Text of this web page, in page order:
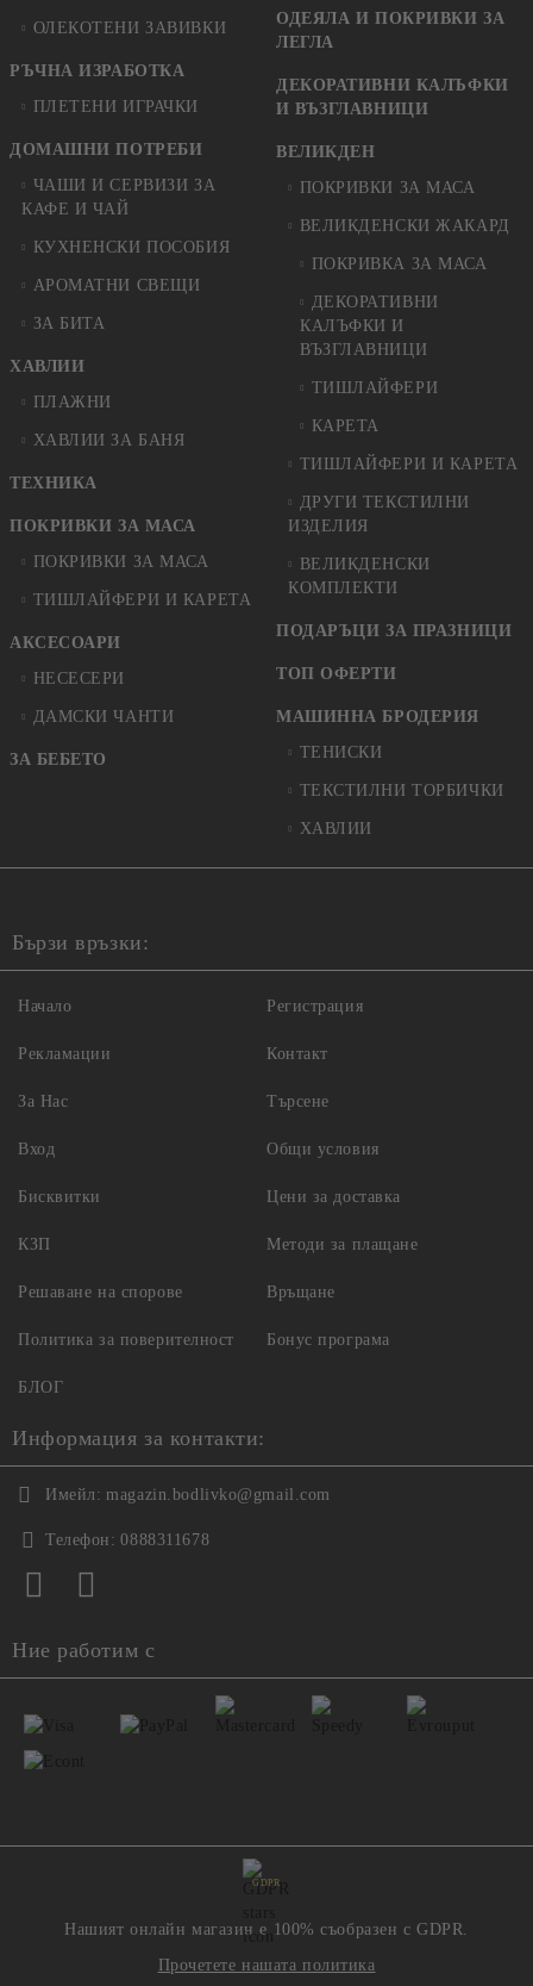
ОЛЕКОТЕНИ ЗАВИВКИ
РЪЧНА ИЗРАБОТКА
ПЛЕТЕНИ ИГРАЧКИ
ДОМАШНИ ПОТРЕБИ
ЧАШИ И СЕРВИЗИ ЗА
КАФЕ И ЧАЙ
КУХНЕНСКИ ПОСОБИЯ
АРОМАТНИ СВЕЩИ
ЗА БИТА
ХАВЛИИ
ПЛАЖНИ
ХАВЛИИ ЗА БАНЯ
ТЕХНИКА
ПОКРИВКИ ЗА МАСА
ПОКРИВКИ ЗА МАСА
ТИШЛАЙФЕРИ И КАРЕТА
АКСЕСОАРИ
НЕСЕСЕРИ
ДАМСКИ ЧАНТИ
ЗА БЕБЕТО
ОДЕЯЛА И ПОКРИВКИ ЗА
ЛЕГЛА
ДЕКОРАТИВНИ КАЛЪФКИ
И ВЪЗГЛАВНИЦИ
ВЕЛИКДЕН
ПОКРИВКИ ЗА МАСА
ВЕЛИКДЕНСКИ ЖАКАРД
ПОКРИВКА ЗА МАСА
ДЕКОРАТИВНИ
КАЛЪФКИ И
ВЪЗГЛАВНИЦИ
ТИШЛАЙФЕРИ
КАРЕТА
ТИШЛАЙФЕРИ И КАРЕТА
ДРУГИ ТЕКСТИЛНИ
ИЗДЕЛИЯ
ВЕЛИКДЕНСКИ
КОМПЛЕКТИ
ПОДАРЪЦИ ЗА ПРАЗНИЦИ
ТОП ОФЕРТИ
МАШИННА БРОДЕРИЯ
ТЕНИСКИ
ТЕКСТИЛНИ ТОРБИЧКИ
ХАВЛИИ
Бързи връзки:
Начало
Рекламации
За Нас
Вход
Регистрация
Контакт
Търсене
Общи условия
Бисквитки
КЗП
Решаване на спорове
Политика за поверителност
Цени за доставка
Методи за плащане
Връщане
Бонус програма
БЛОГ
Информация за контакти:
Имейл: magazin.bodlivko@gmail.com
Телефон: 0888311678
Ние работим с
GDPR
Нашият онлайн магазин е 100% съобразен с GDPR.
Прочетете нашата политика